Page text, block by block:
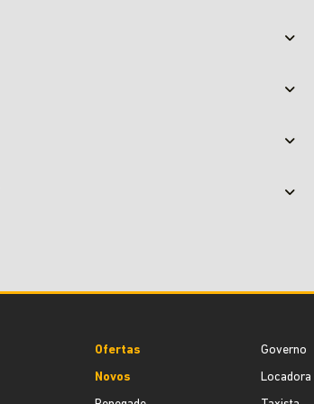
Ofertas
Novos
Governo
Locadora